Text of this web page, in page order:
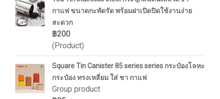
กาแฟ ขนาดกะทัดรัด พร้อมฝาเปิดปิดใช้งานง่าย
สะดวก
฿200
(Product)
Square Tin Canister 85 series series กระป๋องโลหะ
กระป๋อง ทรงเหลี่ยม ใส่ ชา กาแฟ
Group product